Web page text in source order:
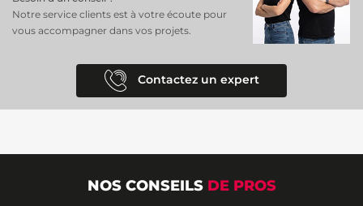
Notre service clients est à votre écoute pour
vous accompagner dans vos projets.
Contactez un expert
NOS CONSEILS DE PROS